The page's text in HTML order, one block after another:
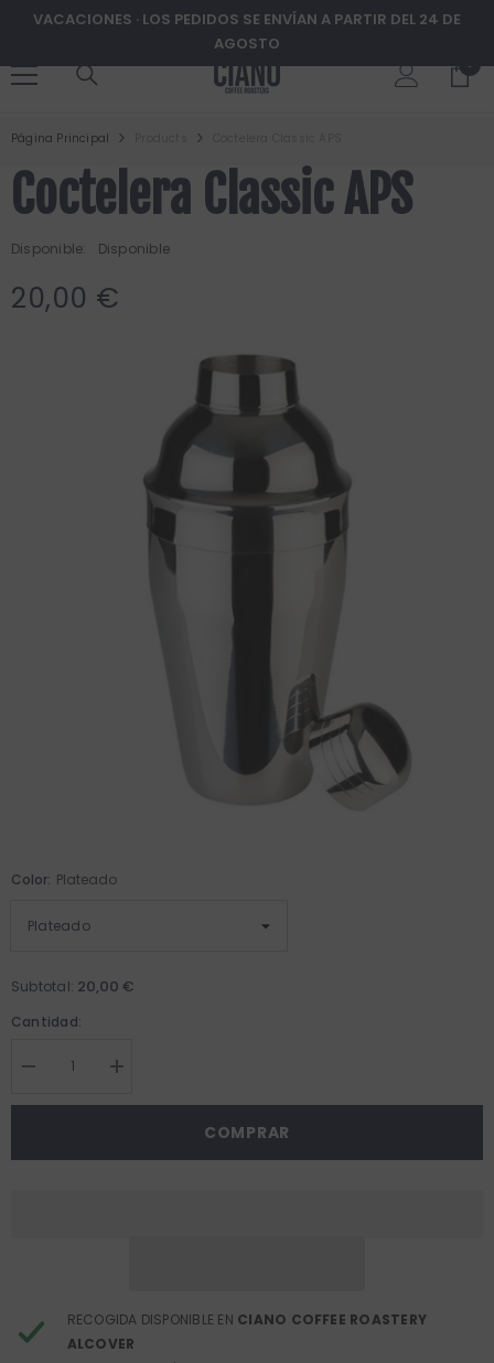
SALTAR AL CONTENIDO
VACACIONES · LOS PEDIDOS SE ENVÍAN A PARTIR DEL 24 DE
AGOSTO
0
items
Página Principal
Coctelera Classic APS
Disponible: Disponible
20,00 €
Color: Plateado
Subtotal: 20,00 €
Cantidad:
Disminuir
para
Aumentar
para
COMPRAR
RECOGIDA DISPONIBLE EN CIANO COFFEE ROASTERY
ALCOVER